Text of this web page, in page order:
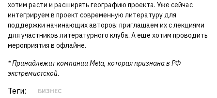
хотим расти и расширять географию проекта. Уже сейчас
интегрируем в проект современную литературу для
поддержки начинающих авторов: приглашаем их с лекциями
для участников литературного клуба. А еще хотим проводить
мероприятия в офлайне.
* Принадлежит компании Meta, которая признана в РФ
экстремистской.
Теги: БИЗНЕС